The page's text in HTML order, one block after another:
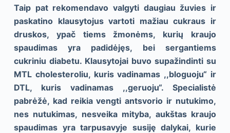
Taip pat rekomendavo valgyti daugiau žuvies ir
paskatino klausytojus vartoti mažiau cukraus ir
druskos, ypač tiems žmonėms, kurių kraujo
spaudimas yra padidėjęs, bei sergantiems
cukriniu diabetu. Klausytojai buvo supažindinti su
MTL cholesteroliu, kuris vadinamas ,,bloguoju“ ir
DTL, kuris vadinamas ,,geruoju“. Specialistė
pabrėžė, kad reikia vengti antsvorio ir nutukimo,
nes nutukimas, nesveika mityba, aukštas kraujo
spaudimas yra tarpusavyje susiję dalykai, kurie